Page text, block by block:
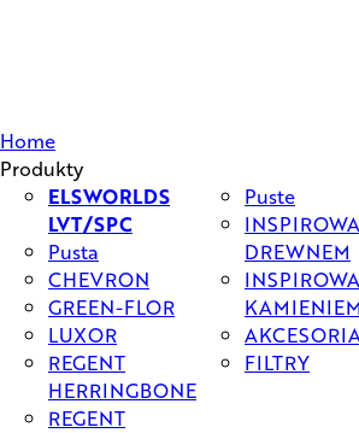
Home
Produkty
ELSWORLDS
LVT/SPC
Pusta
CHEVRON
GREEN-FLOR
LUXOR
REGENT
HERRINGBONE
REGENT
Puste
DREWNEM
FILTRY